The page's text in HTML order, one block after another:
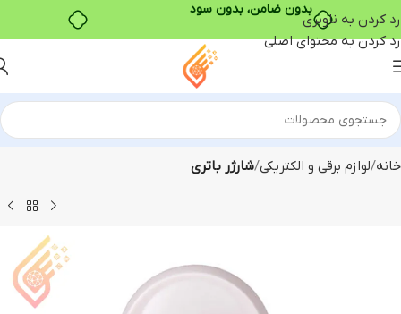
بدون ضامن، بدون سود
رد کردن به ناوبری
رد کردن به محتوای اصلی
خانه لوازم برقی و الکتریکی شارژر باتری